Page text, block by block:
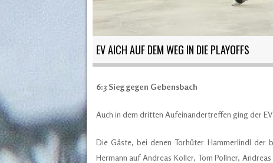
EV AICH AUF DEM WEG IN DIE PLAYOFFS
6:3 Sieg gegen Gebensbach
Auch in dem dritten Aufeinandertreffen ging der
Die Gäste, bei denen Torhüter Hammerlindl der
Hermann auf Andreas Koller, Tom Pollner,